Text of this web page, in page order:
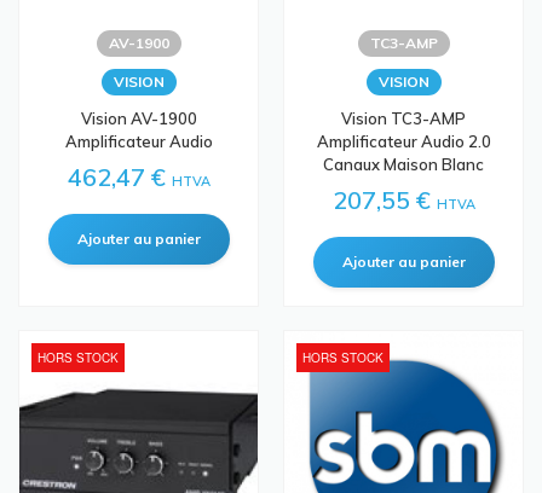
AV-1900
VISION
Vision AV-1900
Amplificateur Audio
462,47 € HTVA
TC3-AMP
VISION
Vision TC3-AMP
Amplificateur Audio 2.0
Canaux Maison Blanc
207,55 € HTVA
HORS STOCK HORS STOCK